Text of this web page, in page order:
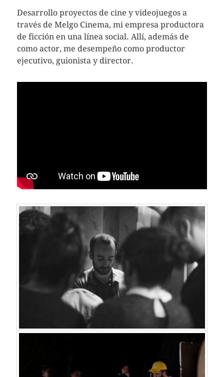
Desarrollo proyectos de cine y videojuegos a
través de Melgo Cinema, mi empresa productora
de ficción en una línea social. Allí, además de
como actor, me desempeño como productor
ejecutivo, guionista y director.